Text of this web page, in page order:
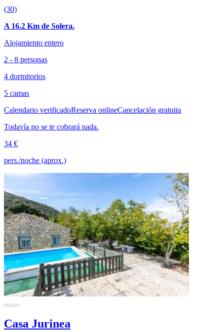
(30)
A 16.2 Km de Solera.
Alojamiento entero
2 - 8 personas
4 dormitorios
5 camas
Calendario verificadoReserva onlineCancelación gratuita
Todavía no se te cobrará nada.
34 €
pers./noche (aprox.)
Casa Jurinea